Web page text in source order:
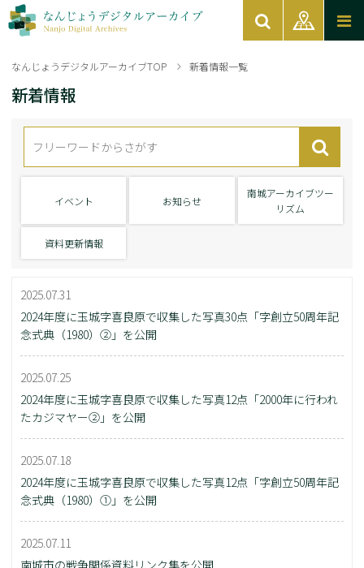
なんじょうデジタルアーカイブTOP 新着情報一覧
新着情報
イベント お知らせ
南城アーカイブツー
リズム
資料更新情報
2025.07.31
2024年度に玉城字喜良原で収集した写真30点「字創立50周年記
念式典（1980）②」を公開
2025.07.25
2024年度に玉城字喜良原で収集した写真12点「2000年に行われ
たカジマヤー②」を公開
2025.07.18
2024年度に玉城字喜良原で収集した写真12点「字創立50周年記
念式典（1980）①」を公開
2025.07.11
南城市の戦争関係資料リンク集を公開